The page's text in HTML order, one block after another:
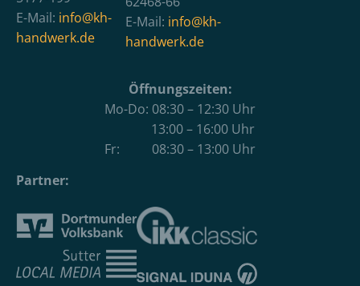
E-Mail: info@kh-
handwerk.de
E-Mail: info@kh-
handwerk.de
Öffnungszeiten:
Mo-Do: 08:30 – 12:30 Uhr
13:00 – 16:00 Uhr
Fr: 08:30 – 13:00 Uhr
Partner: